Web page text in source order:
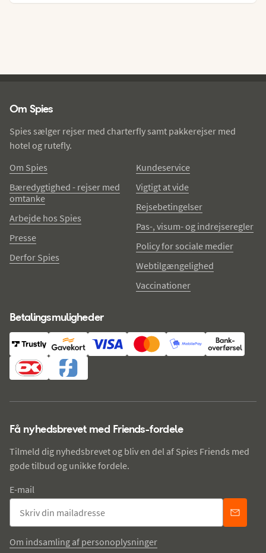
Om Spies
Spies sælger rejser med charterfly samt pakkerejser med
hotel og rutefly.
Om Spies
Bæredygtighed - rejser med
omtanke
Arbejde hos Spies
Presse
Derfor Spies
Kundeservice
Vigtigt at vide
Rejsebetingelser
Pas-, visum- og indrejseregler
Policy for sociale medier
Webtilgængelighed
Vaccinationer
Betalingsmuligheder
Få nyhedsbrevet med Friends-fordele
Tilmeld dig nyhedsbrevet og bliv en del af Spies Friends med
gode tilbud og unikke fordele.
E-mail
Om indsamling af personoplysninger